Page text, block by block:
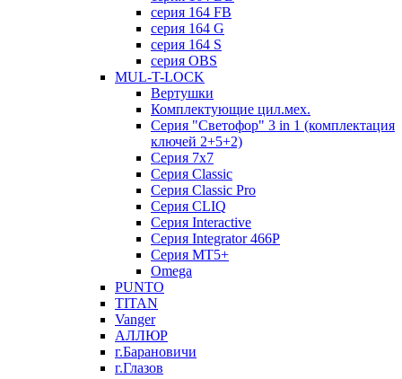
серия 164 FB
серия 164 G
серия 164 S
серия OBS
MUL-T-LOCK
Вертушки
Комплектующие цил.мех.
Серия "Светофор" 3 in 1 (комплектация
ключей 2+5+2)
Серия 7х7
Серия Classic
Серия Classic Pro
Серия CLIQ
Серия Interactive
Серия Integrator 466P
Серия MT5+
Omega
PUNTO
TITAN
Vanger
АЛЛЮР
г.Барановичи
г.Глазов